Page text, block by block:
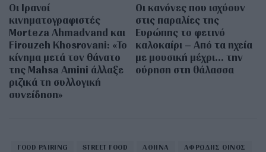
Οι Ιρανοί
κινηματογραφιστές
Morteza Ahmadvand και
Firouzeh Khosrovani: «Το
κίνημα μετά τον θάνατο
της Mahsa Amini άλλαξε
ριζικά τη συλλογική
συνείδηση»
Οι κανόνες που ισχύουν
στις παραλίες της
Ευρώπης το φετινό
καλοκαίρι – Από τα ηχεία
με μουσική μέχρι… την
ούρηση στη θάλασσα
FOOD PAIRING STREET FOOD ΑΘΗΝΑ ΑΦΡΩΔΗΣ ΟΙΝΟΣ